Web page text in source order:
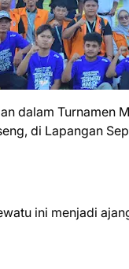
dalam Turnamen
di Lapangan
ini menjadi